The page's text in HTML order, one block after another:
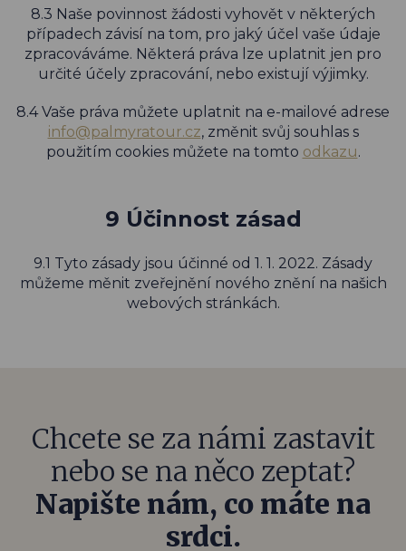
8.3 Naše povinnost žádosti vyhovět v některých
případech závisí na tom, pro jaký účel vaše údaje
zpracováváme. Některá práva lze uplatnit jen pro
určité účely zpracování, nebo existují výjimky.
8.4 Vaše práva můžete uplatnit na e-mailové adrese
info@palmyratour.cz, změnit svůj souhlas s
použitím cookies můžete na tomto odkazu.
9 Účinnost zásad
9.1 Tyto zásady jsou účinné od 1. 1. 2022. Zásady
můžeme měnit zveřejnění nového znění na našich
webových stránkách.
Chcete se za námi zastavit
nebo se na něco zeptat?
Napište nám, co máte na
srdci.